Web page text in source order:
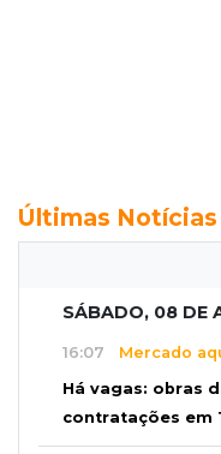
Últimas Notícias
SÁBADO, 08 DE
16:07 Mercado
Há vagas: obras
contratações em